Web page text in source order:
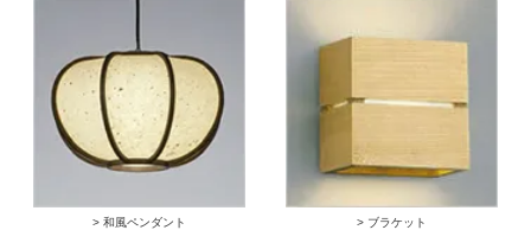
> 和風ペンダント > ブラケット